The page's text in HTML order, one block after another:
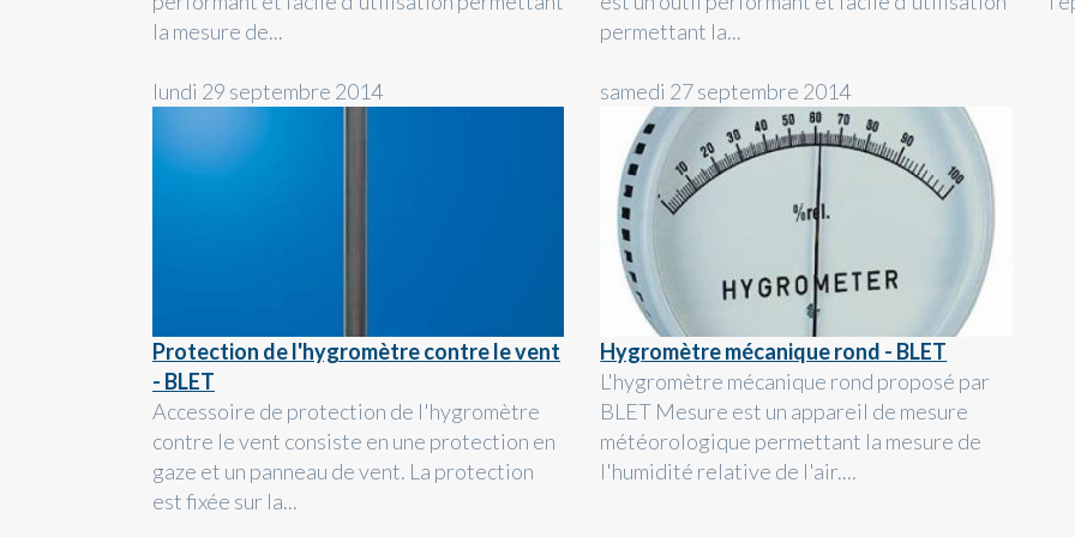
la mesure de...
lundi 29 septembre 2014
Protection de l'hygromètre contre le vent
- BLET
Accessoire de protection de l'hygromètre
contre le vent consiste en une protection en
gaze et un panneau de vent. La protection
est fixée sur la...
permettant la...
samedi 27 septembre 2014
Hygromètre mécanique rond - BLET
L'hygromètre mécanique rond proposé par
BLET Mesure est un appareil de mesure
météorologique permettant la mesure de
l'humidité relative de l'air....